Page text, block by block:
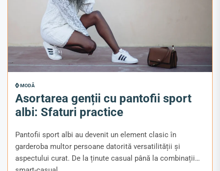
⌚ MODĂ
Asortarea genții cu pantofii sport
albi: Sfaturi practice
Pantofii sport albi au devenit un element clasic în
garderoba multor persoane datorită versatilității și
aspectului curat. De la ținute casual până la combinații